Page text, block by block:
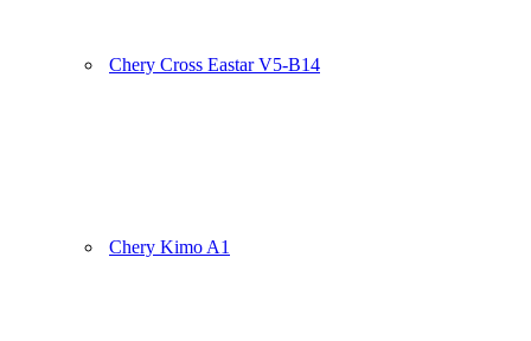
Chery Cross Eastar V5-B14
Chery Kimo A1